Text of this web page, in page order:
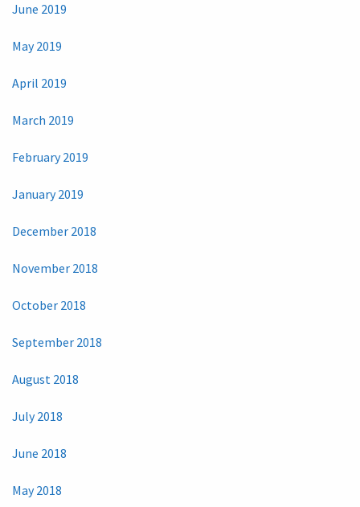
June 2019
May 2019
April 2019
March 2019
February 2019
January 2019
December 2018
November 2018
October 2018
September 2018
August 2018
July 2018
June 2018
May 2018